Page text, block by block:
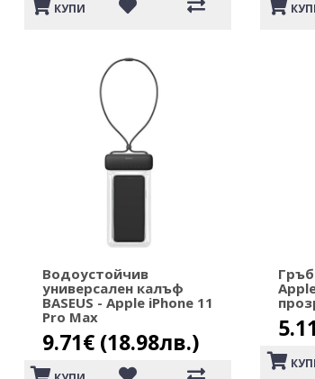
КУПИ
Водоустойчив
универсален калъф
BASEUS - Apple iPhone 11
Pro Max
9.71€ (18.98лв.)